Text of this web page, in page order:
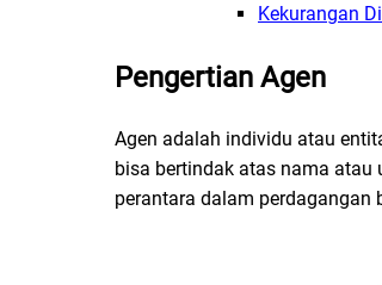
Kekurangan
Pengertian Agen
Agen adalah individu atau
bisa bertindak atas nama atau
perantara dalam perdagangan